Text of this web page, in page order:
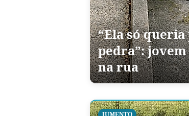
“Ela só
pedra”:
na rua
JUMENTO